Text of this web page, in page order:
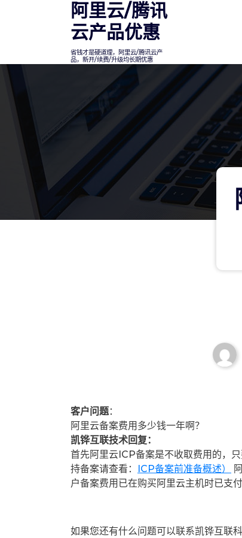
阿里云/腾讯
云产品优惠
省钱才是硬道理，阿里云/腾讯云产
品，新开/续费/升级均长期优惠
客户问题：
阿里云备案费用多少钱一年啊？
凯铧互联技术回复：
首先阿里云ICP备案是不收取费用的，
持备案请查看：
ICP备案前准备概述）
户备案费用已在购买阿里云主机时已支付
如果您还有什么问题可以联系凯铧互联